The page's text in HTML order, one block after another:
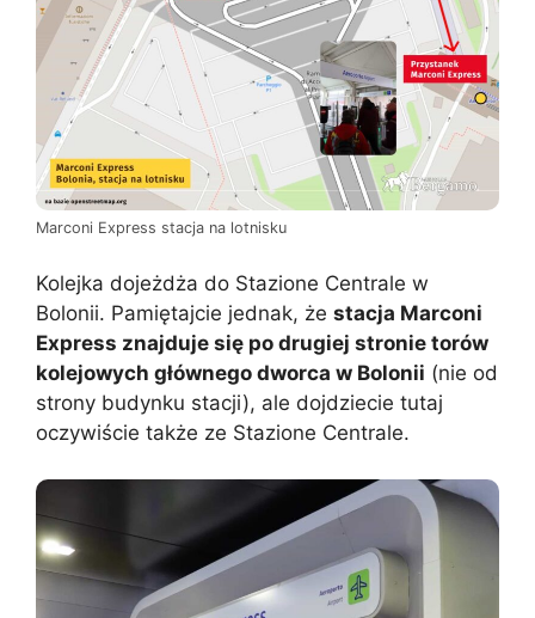
Marconi Express stacja na lotnisku
Kolejka dojeżdża do Stazione Centrale w
Bolonii. Pamiętajcie jednak, że stacja Marconi
Express znajduje się po drugiej stronie torów
kolejowych głównego dworca w Bolonii (nie od
strony budynku stacji), ale dojdziecie tutaj
oczywiście także ze Stazione Centrale.